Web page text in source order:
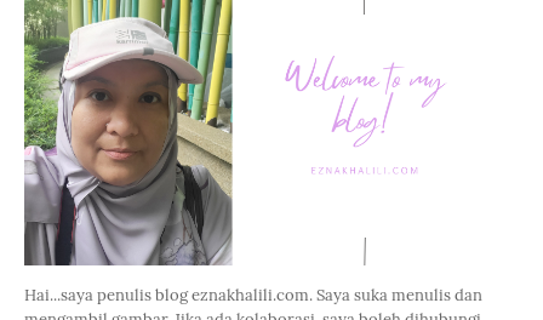
Hai...saya penulis blog eznakhalili.com. Saya suka menulis dan